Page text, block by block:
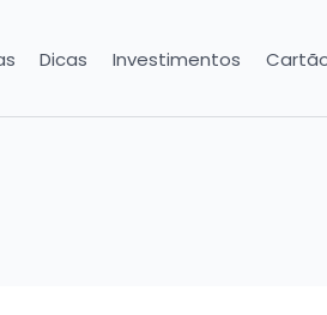
Dicas Investimentos